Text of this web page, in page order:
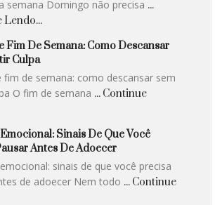
semana Domingo não precisa ...
Lendo...
Fim De Semana: Como Descansar
Culpa
fim de semana: como descansar sem
O fim de semana ... Continue
Sinais De Que Você
Antes De Adoecer
sinais de que você precisa
de adoecer Nem todo ... Continue